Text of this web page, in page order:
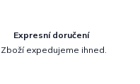
Expresní doručení
Zboží expedujeme ihned.